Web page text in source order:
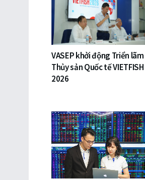
VASEP khởi động Triển lãm
Thủy sản Quốc tế VIETFISH
2026